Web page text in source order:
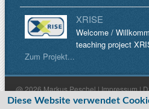
XRISE
Welcome /
teaching project
Zum Projekt...
@ 2026 Markus Peschel |Impressum|
Haftungsausschluss
Diese Website verwendet